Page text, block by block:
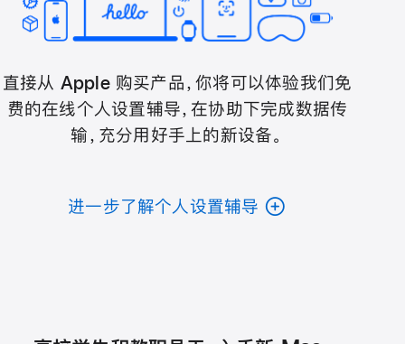
直接从 Apple 购买产品，你将可以体验我们免
费的在线个人设置辅导，在协助下完成数据传
输，充分用好手上的新设备。
进一步了解个人设置辅导